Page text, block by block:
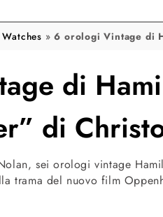
»6 orologi Vintage di
di
di
sei orologi vintage
trama del nuovo film